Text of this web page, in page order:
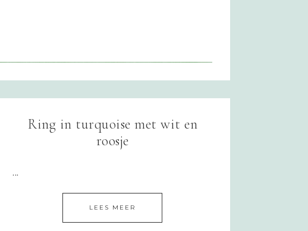
Ring in turquoise met wit en
roosje
...
LEES MEER